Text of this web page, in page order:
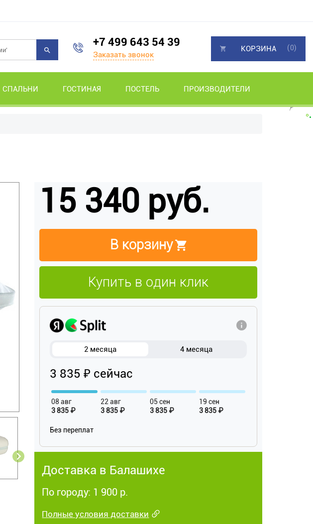
+7 499 643 54 39
Заказать звонок
СПАЛЬНИ ГОСТИНАЯ ПОСТЕЛЬ ПРОИЗВОДИТЕЛИ
КОРЗИНА (0)
15 340 руб.
В корзину
Купить в один клик
2 месяца 4 месяца
3 835 ₽ сейчас
08 авг
3 835 ₽
22 авг
3 835 ₽
05 сен
3 835 ₽
19 сен
3 835 ₽
Без переплат
Доставка в Балашихе
По городу: 1 900 р.
Полные условия доставки